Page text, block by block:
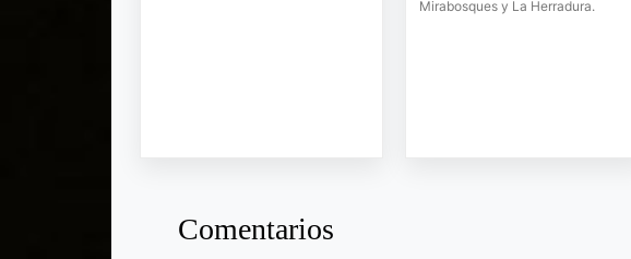
Mirabosques y La Herradura.
Comentarios